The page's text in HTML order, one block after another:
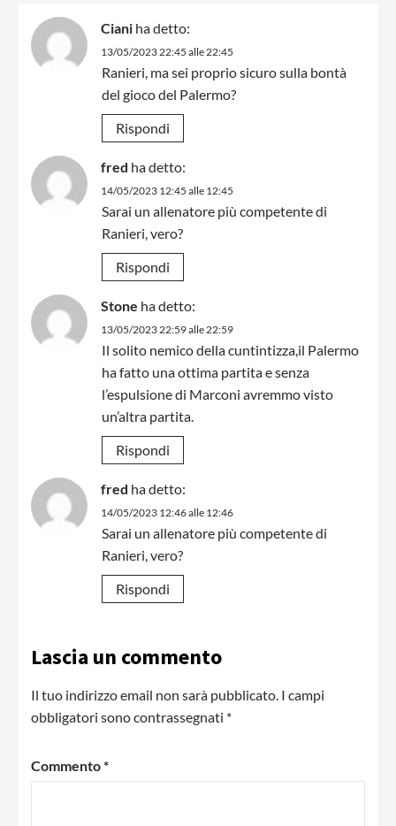
Ciani ha detto:
13/05/2023 22:45 alle 22:45
Ranieri, ma sei proprio sicuro sulla bontà
del gioco del Palermo?
Rispondi
fred ha detto:
14/05/2023 12:45 alle 12:45
Sarai un allenatore più competente di
Ranieri, vero?
Rispondi
Stone ha detto:
13/05/2023 22:59 alle 22:59
Il solito nemico della cuntintizza,il Palermo
ha fatto una ottima partita e senza
l’espulsione di Marconi avremmo visto
un’altra partita.
Rispondi
fred ha detto:
14/05/2023 12:46 alle 12:46
Sarai un allenatore più competente di
Ranieri, vero?
Rispondi
Lascia un commento
Il tuo indirizzo email non sarà pubblicato. I campi
obbligatori sono contrassegnati *
Commento*